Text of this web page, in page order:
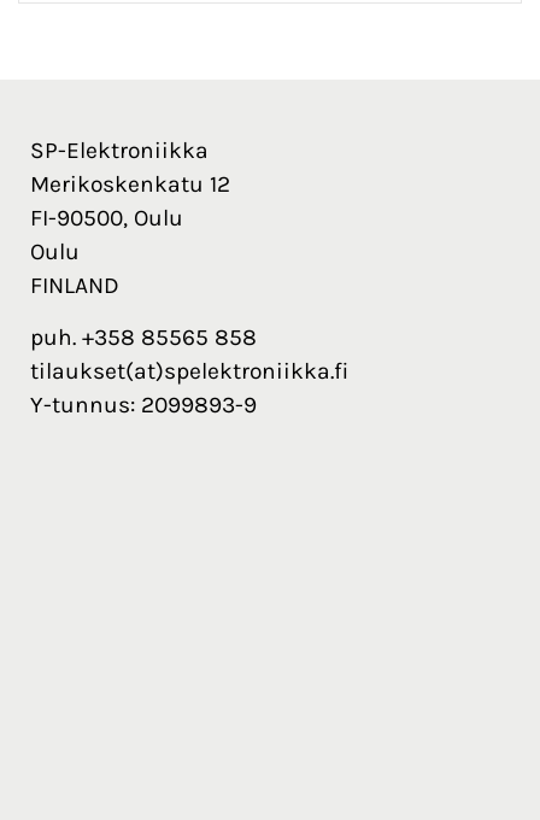
SP-Elektroniikka
Merikoskenkatu 12
FI-90500, Oulu
Oulu
FINLAND
puh. +358 85565 858
tilaukset(at)spelektroniikka.fi
Y-tunnus: 2099893-9